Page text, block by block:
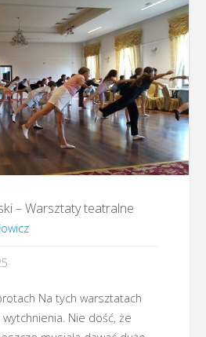
– Warsztaty teatralne
Na tych warsztatach
wytchnienia. Nie dość, że